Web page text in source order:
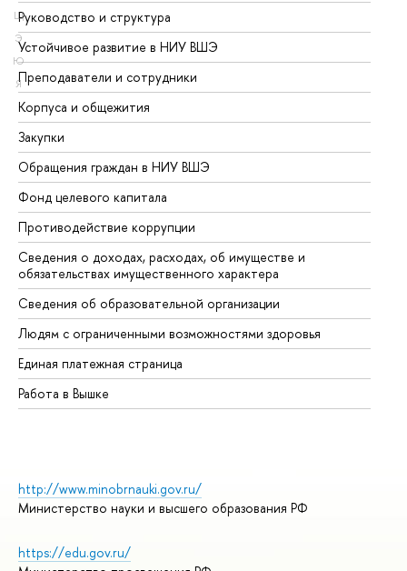
Щ
Э
Ю
Я
Руководство и структура
Устойчивое развитие в НИУ ВШЭ
Преподаватели и сотрудники
Корпуса и общежития
Закупки
Обращения граждан в НИУ ВШЭ
Фонд целевого капитала
Противодействие коррупции
Сведения о доходах, расходах, об имуществе и
обязательствах имущественного характера
Сведения об образовательной организации
Людям с ограниченными возможностями здоровья
Единая платежная страница
Работа в Вышке
http://www.minobrnauki.gov.ru/
Министерство науки и высшего образования РФ
https://edu.gov.ru/